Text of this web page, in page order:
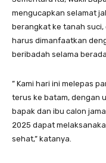
mengucapkan selamat
berangkat ke tanah
harus dimanfaatkan
beribadah selama
” Kami hari ini melepas
terus ke batam, dengan
bapak dan ibu calon
2025 dapat
sehat,” katanya.